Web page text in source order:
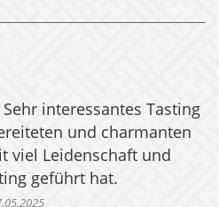
Sehr interessantes Tasting
und charmanten
viel Leidenschaft und
geführt hat.